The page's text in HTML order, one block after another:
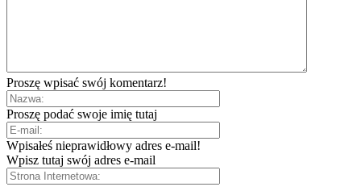
Proszę wpisać swój komentarz!
Proszę podać swoje imię tutaj
Wpisałeś nieprawidłowy adres e-mail!
Wpisz tutaj swój adres e-mail